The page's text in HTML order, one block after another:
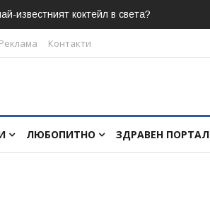
известният коктейл в света?
Контакти
ЛЮБОПИТНО ЗДРАВЕН ПОРТАЛ